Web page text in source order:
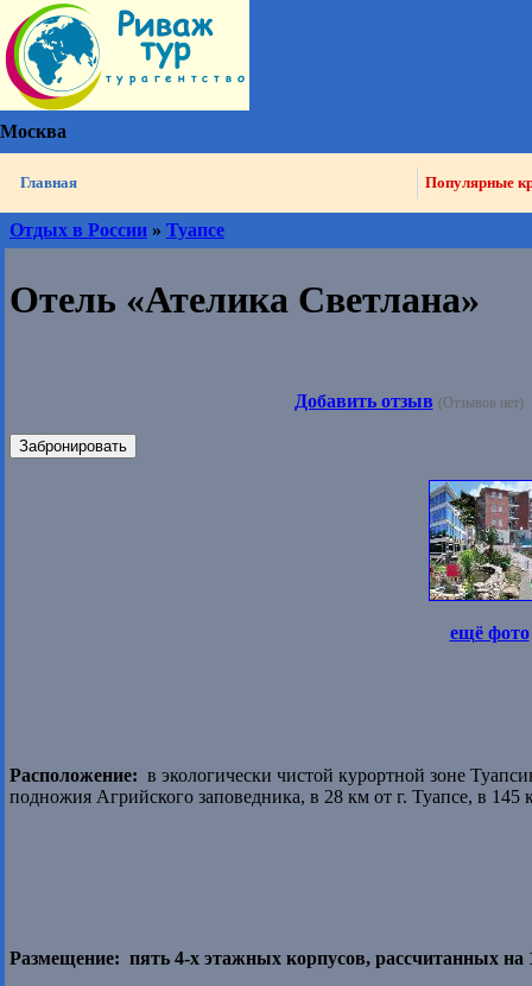
Москва
Главная Популярные
Отдых в России » Туапсе
Отель «Ателика Светлана»
Добавить отзыв (Отзывов нет)
Забронировать
ещё фото
Расположение: в экологически чистой курортной зоне
подножия Агрийского заповедника, в 28 км от г. Туапсе, в 145
Размещение: пять 4-х этажных корпусов, рассчитанных на